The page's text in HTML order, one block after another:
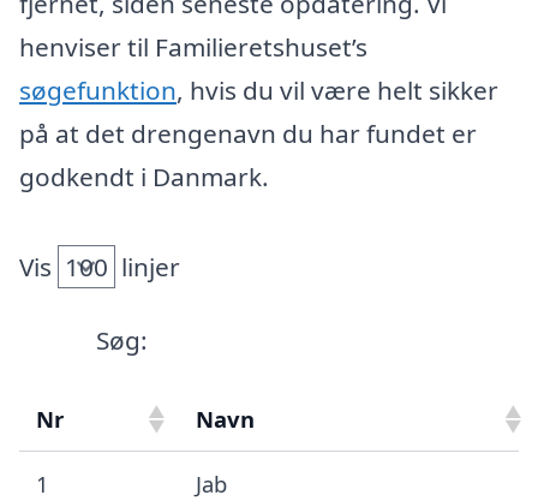
henviser til Familieretshuset’s
søgefunktion, hvis du vil være helt sikker
på at det drengenavn du har fundet er
godkendt i Danmark.
Vis linjer
Søg:
Nr Navn
1 Jab